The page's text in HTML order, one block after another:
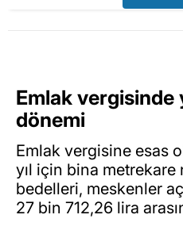
Emlak vergisinde
dönemi
Emlak vergisine esas
yıl için bina
bedelleri, meskenler
27 bin 712,26 lira